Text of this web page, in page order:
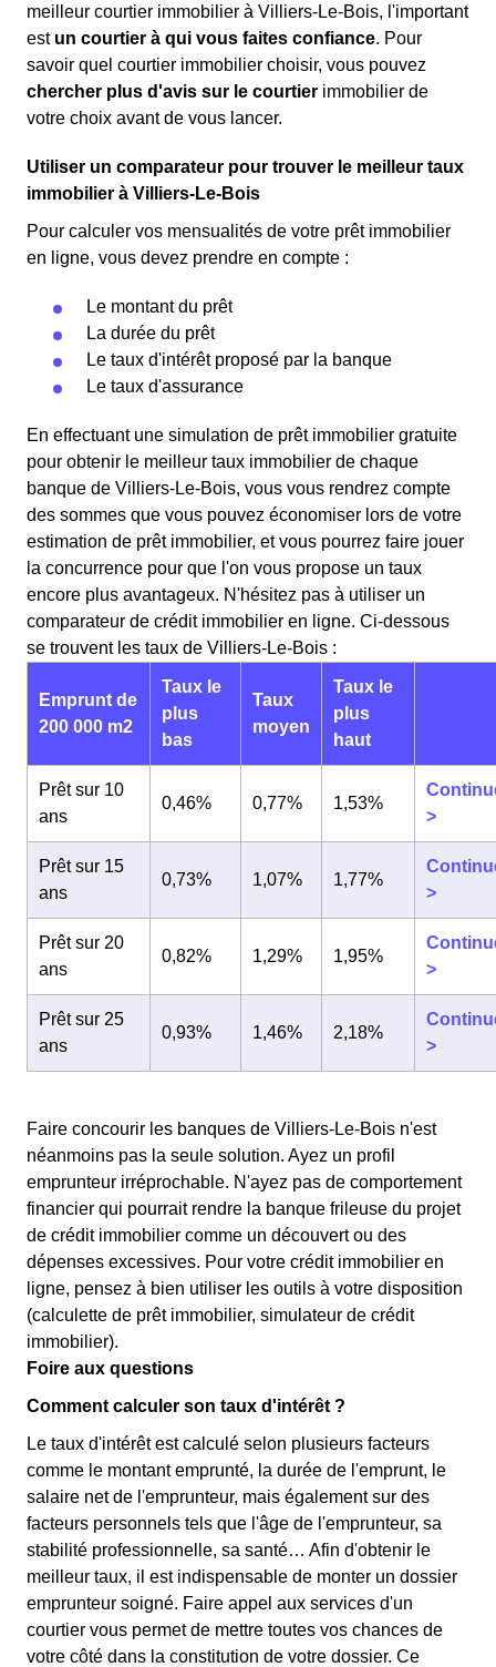
meilleur courtier immobilier à Villiers-Le-Bois, l'important
est un courtier à qui vous faites confiance. Pour
savoir quel courtier immobilier choisir, vous pouvez
chercher plus d'avis sur le courtier immobilier de
votre choix avant de vous lancer.
Utiliser un comparateur pour trouver le meilleur taux
immobilier à Villiers-Le-Bois
Pour calculer vos mensualités de votre prêt immobilier
en ligne, vous devez prendre en compte :
Le montant du prêt
La durée du prêt
Le taux d'intérêt proposé par la banque
Le taux d'assurance
En effectuant une simulation de prêt immobilier gratuite
pour obtenir le meilleur taux immobilier de chaque
banque de Villiers-Le-Bois, vous vous rendrez compte
des sommes que vous pouvez économiser lors de votre
estimation de prêt immobilier, et vous pourrez faire jouer
la concurrence pour que l'on vous propose un taux
encore plus avantageux. N'hésitez pas à utiliser un
comparateur de crédit immobilier en ligne. Ci-dessous
se trouvent les taux de Villiers-Le-Bois :
Emprunt de
200 000 m2
Taux le
plus
bas
Taux
moyen
Taux le
plus
haut
Prêt sur 10
ans
0,46% 0,77% 1,53%
>
Prêt sur 15
ans
0,73% 1,07% 1,77%
>
Prêt sur 20
ans
0,82% 1,29% 1,95%
>
Prêt sur 25
ans
0,93% 1,46% 2,18%
>
Faire concourir les banques de Villiers-Le-Bois n'est
néanmoins pas la seule solution. Ayez un profil
emprunteur irréprochable. N'ayez pas de comportement
financier qui pourrait rendre la banque frileuse du projet
de crédit immobilier comme un découvert ou des
dépenses excessives. Pour votre crédit immobilier en
ligne, pensez à bien utiliser les outils à votre disposition
(calculette de prêt immobilier, simulateur de crédit
immobilier).
Foire aux questions
Comment calculer son taux d'intérêt ?
Le taux d'intérêt est calculé selon plusieurs facteurs
comme le montant emprunté, la durée de l'emprunt, le
salaire net de l'emprunteur, mais également sur des
facteurs personnels tels que l'âge de l'emprunteur, sa
stabilité professionnelle, sa santé… Afin d'obtenir le
meilleur taux, il est indispensable de monter un dossier
emprunteur soigné. Faire appel aux services d'un
courtier vous permet de mettre toutes vos chances de
votre côté dans la constitution de votre dossier. Ce